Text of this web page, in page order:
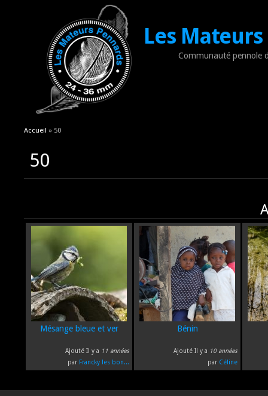
Les
Communauté pennole
Vous êtes ici
Accueil » 50
50
Mésange bleue et ver
Ajouté Il y a 11 années
par Francky les bon...
Bénin
Ajouté Il y a 10 années
par Céline